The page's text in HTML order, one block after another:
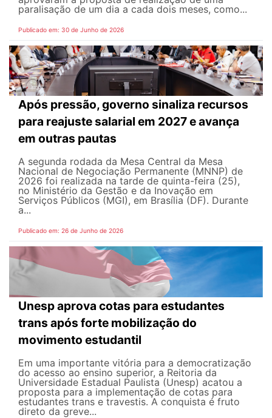
paralisação de um dia a cada dois meses, como...
Publicado em: 30 de Junho de 2026
Após pressão, governo sinaliza recursos
para reajuste salarial em 2027 e avança
em outras pautas
A segunda rodada da Mesa Central da Mesa
Nacional de Negociação Permanente (MNNP) de
2026 foi realizada na tarde de quinta-feira (25),
no Ministério da Gestão e da Inovação em
Serviços Públicos (MGI), em Brasília (DF). Durante
a...
Publicado em: 26 de Junho de 2026
Unesp aprova cotas para estudantes
trans após forte mobilização do
movimento estudantil
Em uma importante vitória para a democratização
do acesso ao ensino superior, a Reitoria da
Universidade Estadual Paulista (Unesp) acatou a
proposta para a implementação de cotas para
estudantes trans e travestis. A conquista é fruto
direto da greve...